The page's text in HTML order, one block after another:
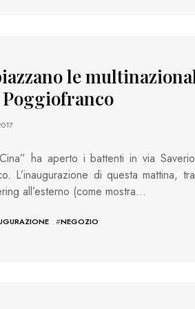
le
ha aperto i battenti in via Saverio
L’inaugurazione di questa mattina, tra
all’esterno (come mostra…
#NEGOZIO